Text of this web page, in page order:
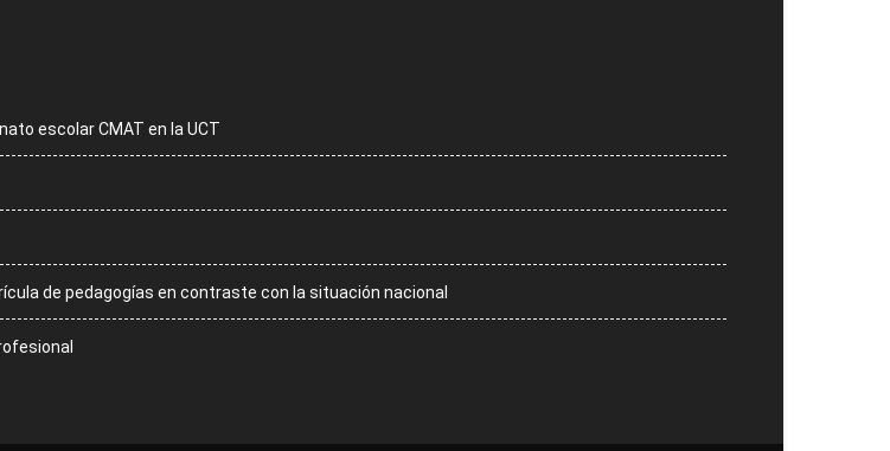
escolar CMAT en la UCT
de pedagogías en contraste con la situación nacional